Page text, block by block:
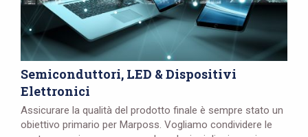
Semiconduttori, LED & Dispositivi
Elettronici
Assicurare la qualità del prodotto finale è sempre stato un
obiettivo primario per Marposs. Vogliamo condividere le